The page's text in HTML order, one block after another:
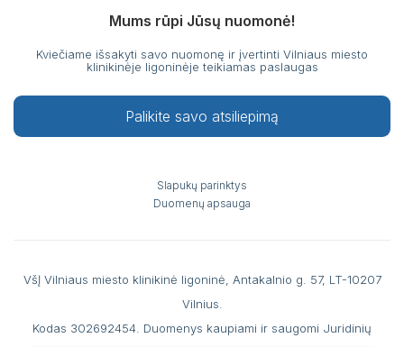
Mums rūpi Jūsų nuomonė!
Kviečiame išsakyti savo nuomonę ir įvertinti Vilniaus miesto
klinikinėje ligoninėje teikiamas paslaugas
Palikite savo atsiliepimą
Slapukų parinktys
Duomenų apsauga
VšĮ Vilniaus miesto klinikinė ligoninė, Antakalnio g. 57, LT-10207
Vilnius.
Kodas 302692454. Duomenys kaupiami ir saugomi Juridinių